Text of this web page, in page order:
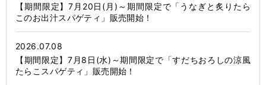
【期間限定】7月20日(月)～期間限定で「うなぎと炙りたら
このお出汁スパゲティ」販売開始！
2026.07.08
【期間限定】7月8日(水)～期間限定で「すだちおろしの涼風
たらこスパゲティ」販売開始！